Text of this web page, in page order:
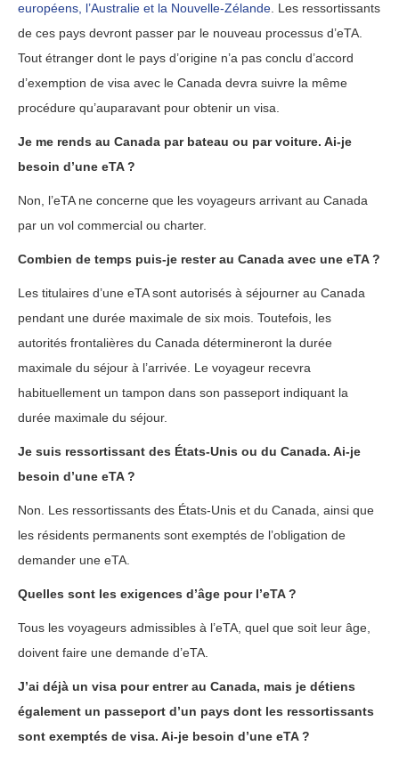
européens, l’Australie et la Nouvelle-Zélande. Les ressortissants
de ces pays devront passer par le nouveau processus d’eTA.
Tout étranger dont le pays d’origine n’a pas conclu d’accord
d’exemption de visa avec le Canada devra suivre la même
procédure qu’auparavant pour obtenir un visa.
Je me rends au Canada par bateau ou par voiture. Ai-je
besoin d’une eTA ?
Non, l’eTA ne concerne que les voyageurs arrivant au Canada
par un vol commercial ou charter.
Combien de temps puis-je rester au Canada avec une eTA ?
Les titulaires d’une eTA sont autorisés à séjourner au Canada
pendant une durée maximale de six mois. Toutefois, les
autorités frontalières du Canada détermineront la durée
maximale du séjour à l’arrivée. Le voyageur recevra
habituellement un tampon dans son passeport indiquant la
durée maximale du séjour.
Je suis ressortissant des États-Unis ou du Canada. Ai-je
besoin d’une eTA ?
Non. Les ressortissants des États-Unis et du Canada, ainsi que
les résidents permanents sont exemptés de l’obligation de
demander une eTA.
Quelles sont les exigences d’âge pour l’eTA ?
Tous les voyageurs admissibles à l’eTA, quel que soit leur âge,
doivent faire une demande d’eTA.
J’ai déjà un visa pour entrer au Canada, mais je détiens
également un passeport d’un pays dont les ressortissants
sont exemptés de visa. Ai-je besoin d’une eTA ?